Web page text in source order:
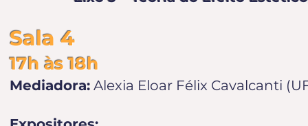
Sala 4
17h às 18h
Mediadora: Alexia Eloar Félix Cavalcanti